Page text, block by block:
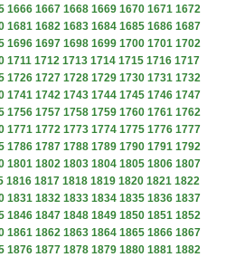
1666 1667 1668 1669 1670 1671 1672
1681 1682 1683 1684 1685 1686 1687
1696 1697 1698 1699 1700 1701 1702
1711 1712 1713 1714 1715 1716 1717
1726 1727 1728 1729 1730 1731 1732
1741 1742 1743 1744 1745 1746 1747
1756 1757 1758 1759 1760 1761 1762
1771 1772 1773 1774 1775 1776 1777
1786 1787 1788 1789 1790 1791 1792
1801 1802 1803 1804 1805 1806 1807
1816 1817 1818 1819 1820 1821 1822
1831 1832 1833 1834 1835 1836 1837
1846 1847 1848 1849 1850 1851 1852
1861 1862 1863 1864 1865 1866 1867
1876 1877 1878 1879 1880 1881 1882